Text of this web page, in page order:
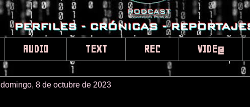
AUDIO TEXT REC VIDE@
domingo, 8 de octubre de 2023